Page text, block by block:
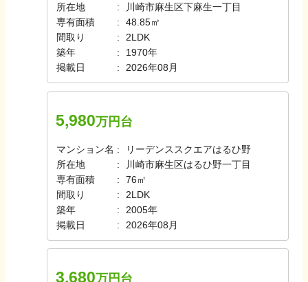
所在地
川崎市麻生区下麻生一丁目
専有面積
48.85㎡
間取り
2LDK
築年
1970年
掲載日
2026年08月
5,980万円台
マンション名
リーデンススクエアはるひ野
所在地
川崎市麻生区はるひ野一丁目
専有面積
76㎡
間取り
2LDK
築年
2005年
掲載日
2026年08月
3,680万円台